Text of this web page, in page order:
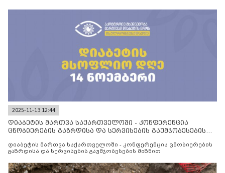
2025-11-13 12:44
დიაბეტის მართვა საქართველოში - კონფერენცია
ცნობიერების გაზრდისა და სერვისების გაუმჯობესების
დიაბეტის მართვა საქართველოში - კონფერენცია ცნობიერების
გაზრდისა და სერვისების გაუმჯობესების მიზნით